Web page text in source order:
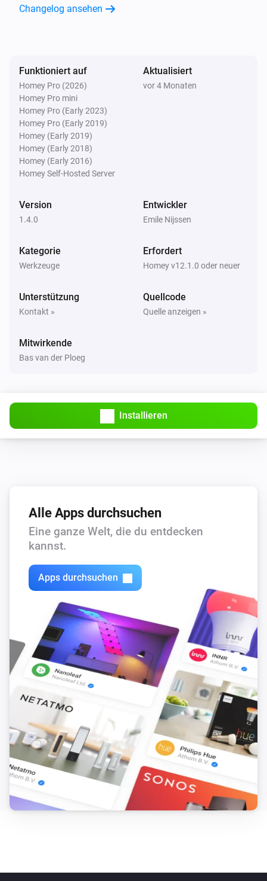
Changelog ansehen
Funktioniert auf
Homey Pro (2026)
Homey Pro mini
Homey Pro (Early 2023)
Homey Pro (Early 2019)
Homey (Early 2019)
Homey (Early 2018)
Homey (Early 2016)
Homey Self-Hosted Server
Aktualisiert
vor 4 Monaten
Version
1.4.0
Entwickler
Emile Nijssen
Kategorie
Werkzeuge
Erfordert
Homey v12.1.0 oder neuer
Unterstützung
Kontakt »
Quellcode
Quelle anzeigen »
Mitwirkende
Bas van der Ploeg
Installieren
Alle Apps durchsuchen
Eine ganze Welt, die du entdecken
kannst.
Apps durchsuchen